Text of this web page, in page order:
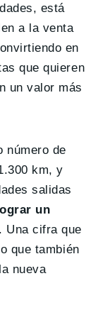
está
a la venta
en
que quieren
un valor más
número de
km, y
salidas
un
. Una cifra que
que también
nueva